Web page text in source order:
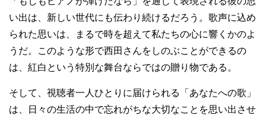
い出は、新しい世代にも伝わり続けるだろう。歌声に込め
られた思いは、まるで時を超えて私たちの心に響くかのよ
うだ。このような形で西田さんをしのぶことができるの
は、紅白という特別な舞台ならではの贈り物である。
そして、視聴者一人ひとりに届けられる「あなたへの歌」
は、日々の生活の中で忘れがちな大切なことを思い出させ